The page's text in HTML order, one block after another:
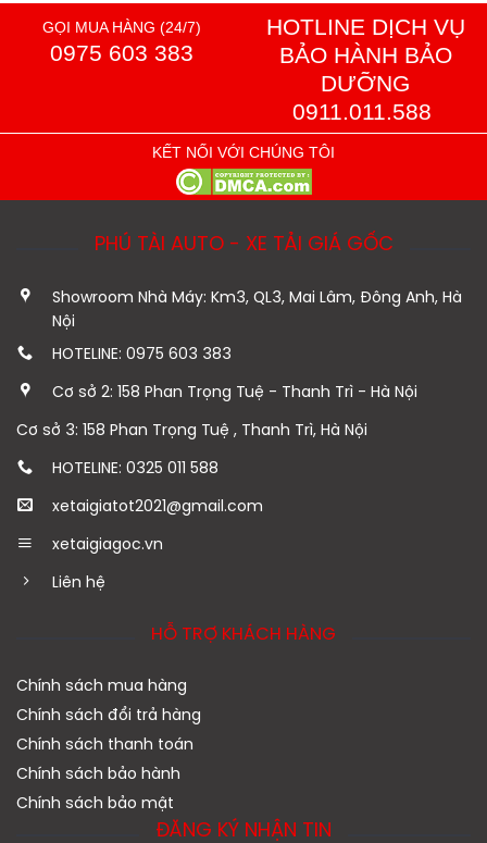
GỌI MUA HÀNG (24/7)
0975 603 383
HOTLINE DỊCH VỤ
BẢO HÀNH BẢO
DƯỠNG
0911.011.588
KẾT NỐI VỚI CHÚNG TÔI
PHÚ TÀI AUTO - XE TẢI GIÁ GỐC
Showroom Nhà Máy: Km3, QL3, Mai Lâm, Đông Anh, Hà
Nội
HOTELINE: 0975 603 383
Cơ sở 2: 158 Phan Trọng Tuệ - Thanh Trì - Hà Nội
Cơ sở 3: 158 Phan Trọng Tuệ , Thanh Trì, Hà Nội
HOTELINE: 0325 011 588
xetaigiatot2021@gmail.com
xetaigiagoc.vn
Liên hệ
HỖ TRỢ KHÁCH HÀNG
Chính sách mua hàng
Chính sách đổi trả hàng
Chính sách thanh toán
Chính sách bảo hành
Chính sách bảo mật
ĐĂNG KÝ NHẬN TIN